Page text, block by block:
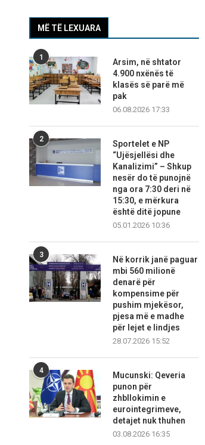
MË TË LEXUARA
1
Arsim, në shtator
4.900 nxënës të
klasës së parë më
pak
06.08.2026 17:33
2
Sportelet e NP
“Ujësjellësi dhe
Kanalizimi” – Shkup
nesër do të punojnë
nga ora 7:30 deri në
15:30, e mërkura
është ditë jopune
05.01.2026 10:36
3
Në korrik janë paguar
mbi 560 milionë
denarë për
kompensime për
pushim mjekësor,
pjesa më e madhe
për lejet e lindjes
28.07.2026 15:52
4
Mucunski: Qeveria
punon për
zhbllokimin e
eurointegrimeve,
detajet nuk thuhen
03.08.2026 16:35